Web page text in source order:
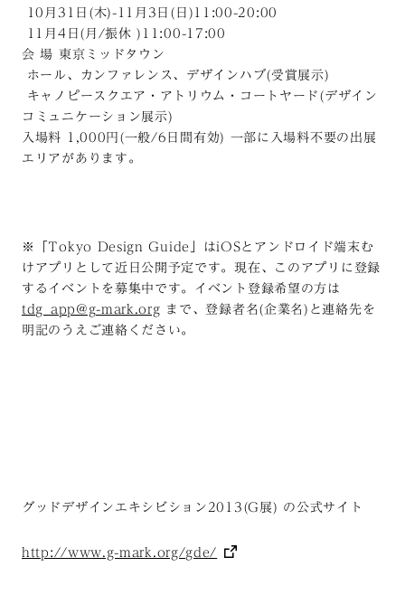
10月31日(木)-11月3日(日)11:00-20:00
11月4日(月/振休 )11:00-17:00
会 場 東京ミッドタウン
ホール、カンファレンス、デザインハブ(受賞展示)
キャノピースクエア・アトリウム・コートヤード(デザイン
コミュニケーション展示)
入場料 1,000円(一般/6日間有効) 一部に入場料不要の出展
エリアがあります。
※「Tokyo Design Guide」はiOSとアンドロイド端末む
けアプリとして近日公開予定です。現在、このアプリに登録
するイベントを募集中です。イベント登録希望の方は
tdg_app@g-mark.org まで、登録者名(企業名)と連絡先を
明記のうえご連絡ください。
グッドデザインエキシビション2013(G展) の公式サイト
http://www.g-mark.org/gde/